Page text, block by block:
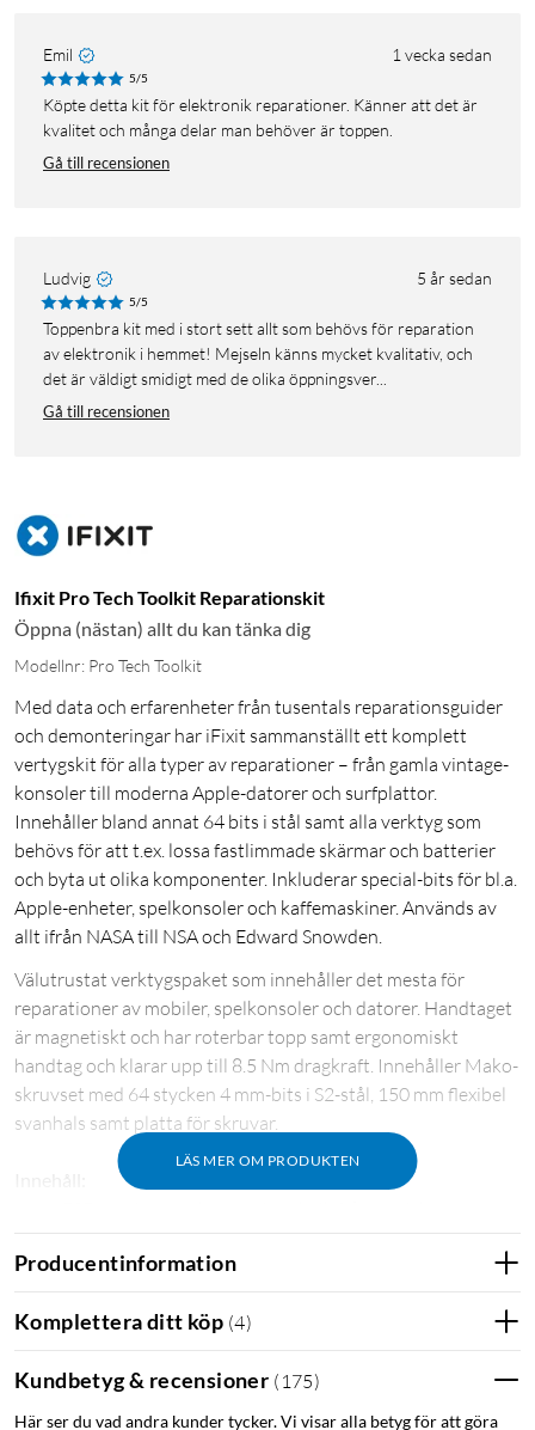
Emil 1 vecka sedan
5/5
Köpte detta kit för elektronik reparationer. Känner att det är
kvalitet och många delar man behöver är toppen.
Gå till recensionen
Ludvig 5 år sedan
5/5
Toppenbra kit med i stort sett allt som behövs för reparation
av elektronik i hemmet! Mejseln känns mycket kvalitativ, och
det är väldigt smidigt med de olika öppningsver...
Gå till recensionen
Ifixit Pro Tech Toolkit Reparationskit
Öppna (nästan) allt du kan tänka dig
Modellnr: Pro Tech Toolkit
Med data och erfarenheter från tusentals reparationsguider
och demonteringar har iFixit sammanställt ett komplett
vertygskit för alla typer av reparationer – från gamla vintage-
konsoler till moderna Apple-datorer och surfplattor.
Innehåller bland annat 64 bits i stål samt alla verktyg som
behövs för att t.ex. lossa fastlimmade skärmar och batterier
och byta ut olika komponenter. Inkluderar special-bits för bl.a.
Apple-enheter, spelkonsoler och kaffemaskiner. Används av
allt ifrån NASA till NSA och Edward Snowden.
LÄS MER OM PRODUKTEN
Välutrustat verktygspaket som innehåller det mesta för
reparationer av mobiler, spelkonsoler och datorer. Handtaget
är magnetiskt och har roterbar topp samt ergonomiskt
handtag och klarar upp till 8.5 Nm dragkraft. Innehåller Mako-
skruvset med 64 stycken 4 mm-bits i S2-stål, 150 mm flexibel
svanhals samt platta för skruvar.
elektricitet.
Sugpropp - för att hålla fast saker medan du arbetar.
9x iFixit öppningsverktyg – tunna verktyg för att bända
upp och kika under olika komponenter.
Pincett i nylon.
Vinklad ESD-pincett - ESD-säker precisionspincett med
halkfritt grepp.
Producentinformation
Komplettera ditt köp (4)
Kundbetyg & recensioner ( 175)
Här ser du vad andra kunder tycker. Vi visar alla betyg för att göra